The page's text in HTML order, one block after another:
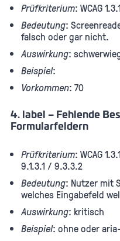
Prüfkriterium: WCAG
Bedeutung:
falsch oder gar nicht.
Auswirkung:
Beispiel:
Vorkommen: 70
4. label – Fehlende
Formularfeldern
Prüfkriterium: WCAG
9.1.3.1 / 9.3.3.2
Bedeutung: Nutzer mit
welches Eingabefeld
Auswirkung: kritisch
Beispiel: ohne oder